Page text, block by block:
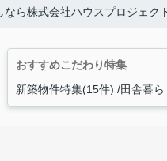
ら株式会社ハウスプロジェク
おすすめこだわり特集
新築物件特集(15件) 田舎暮